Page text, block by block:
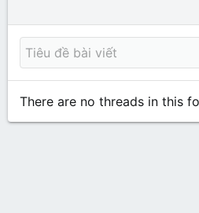
There are no threads in this